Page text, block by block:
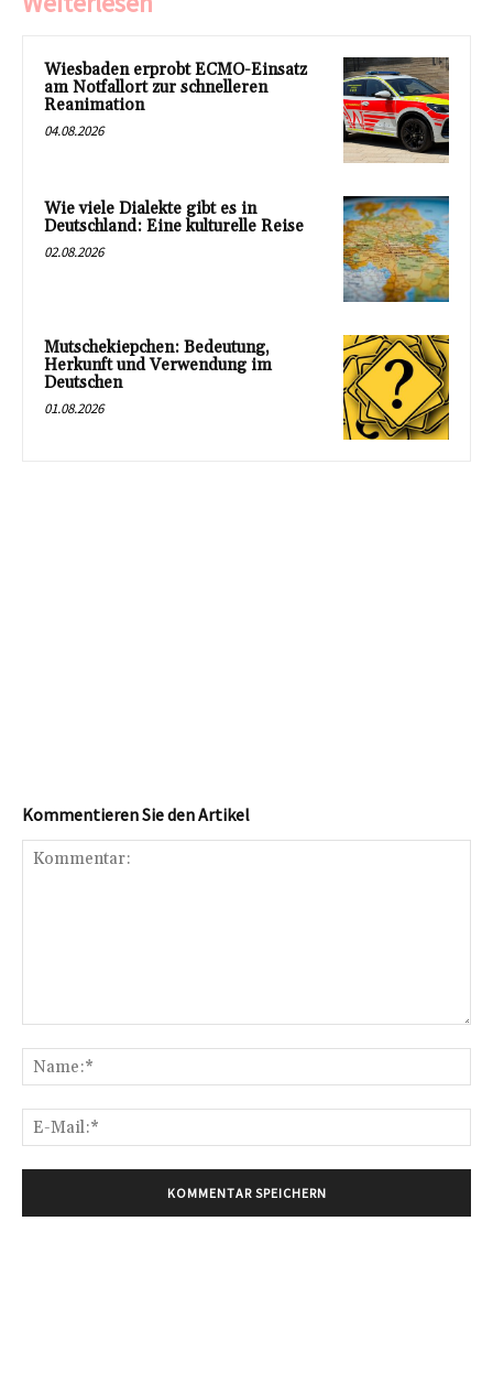
Wiesbaden erprobt ECMO-Einsatz
am Notfallort zur schnelleren
Reanimation
04.08.2026
Wie viele Dialekte gibt es in
Deutschland: Eine kulturelle Reise
02.08.2026
Mutschekiepchen: Bedeutung,
Herkunft und Verwendung im
Deutschen
01.08.2026
Kommentieren Sie den Artikel